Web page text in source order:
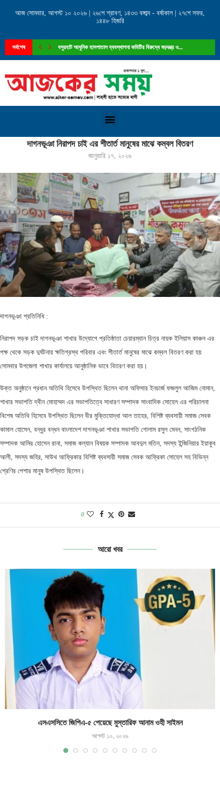
আজ সোমবার, আগস্ট ১০ ২০২৬ | ২৬শে শ্রাবণ, ১৪৩৩ বঙ্গাব্দ - বর্ষাকাল | ২৭শে সফর,
১৪৪৮ হিজরি
সর্বশেষ বসুরহাট আধুনিক হাসপাতাল ব্যবস্থাপনা কমিটির বিরুদ্ধে ষড়যন্ত্র ও...
দাগনভূঞা নিরাপদ চাই এর শীতার্ত মানুষের মাঝে কম্বল বিতরণ
দাগনভূঞা নিরাপদ চাই এর শীতার্ত মানুষের মাঝে কম্বল বিতরণ
জানুয়ারি ১৭, ২০২৬
দাগনভূঞা প্রতিনিধি :
নিরাপদ সড়ক চাই দাগনভূঞা শাখার উদ্যোগে প্রতিষ্ঠাতা চেয়ারম্যান চিত্র নায়ক ইলিয়াস কাঞ্চন এর
পক্ষ থেকে সড়ক দুর্ঘটনায় ক্ষতিগ্রস্থ পরিবার এবং শীতার্ত মানুষের মাঝে কম্বল বিতরণ করা হয়
সোমবার উপজেলা শাখার কার্যালয়ে আনুষ্ঠানিক ভাবে বিতরণ করা হয়।
উক্ত অনুষ্ঠানে প্রধান অতিথি হিসেবে উপস্থিত ছিলেন থানা অফিসার ইনচার্জ ফজলুল আজিম নোমান,
শাখার সভাপতি দ্বীন মোহাম্মদ এর সভাপতিত্বে সাধারণ সম্পাদক সাংবাদিক সোহেল এর পরিচালনা
বিশেষ অতিথি হিসেবে উপস্থিত ছিলেন বীর মুক্তিযোদ্ধা আল তাহের, বিশিষ্ট ব্যবসায়ী সমাজ সেবক
কামাল হোসেন, বন্ধুর বন্ধন বাংলাদেশ দাগনভূঞা শাখার সভাপতি গোলাম রসুল মেনন, সাংগঠনিক
সম্পাদক আমির হোসেন রানা, সমাজ কল্যান বিষয়ক সম্পাদক আবদুল মতিন, সদস্য ইন্জিনিয়ার ইয়াকুব
আলী, সদস্য জহির, সাউথ আফ্রিকার বিশিষ্ট ব্যবসায়ী সমাজ সেবক আফ্রিকা সোহেল সহ বিভিন্ন
শ্রেণির পেশার মানুষ উপস্থিত ছিলেন।
0
আরো খবর
এসএসসিতে জিপিএ-৫ পেয়েছে মুস্তারিফ আনাম ওহী সাইমন
আগস্ট ১০, ২০২৬